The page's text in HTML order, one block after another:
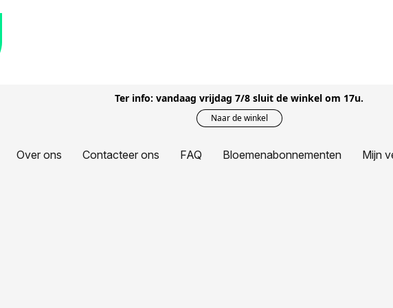
Ter info: vandaag vrijdag 7/8 sluit de winkel om 17u.
Naar de winkel
Over ons Contacteer ons FAQ Bloemenabonnementen Mijn